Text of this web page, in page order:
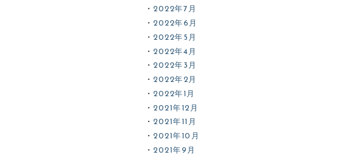
2022年7月
2022年6月
2022年5月
2022年4月
2022年3月
2022年2月
2022年1月
2021年12月
2021年11月
2021年10月
2021年9月